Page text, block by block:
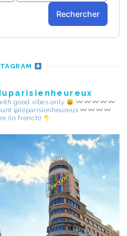
good vibes only
@leparisienheureux
(in french)